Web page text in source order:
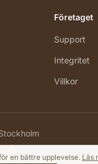
Företaget
Support
Integritet
Villkor
en bättre upplevelse. Läs